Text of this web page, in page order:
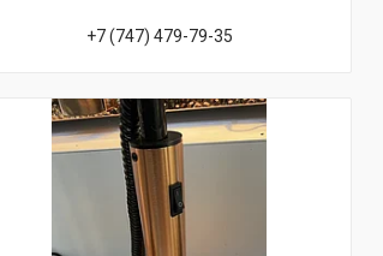
+7 (747) 479-79-35